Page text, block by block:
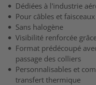
Dédiées à l'industrie
Pour câbles et
Sans halogène
Visibilité renforcée
Format prédécoupé
passage des colliers
Personnalisables et
transfert thermique